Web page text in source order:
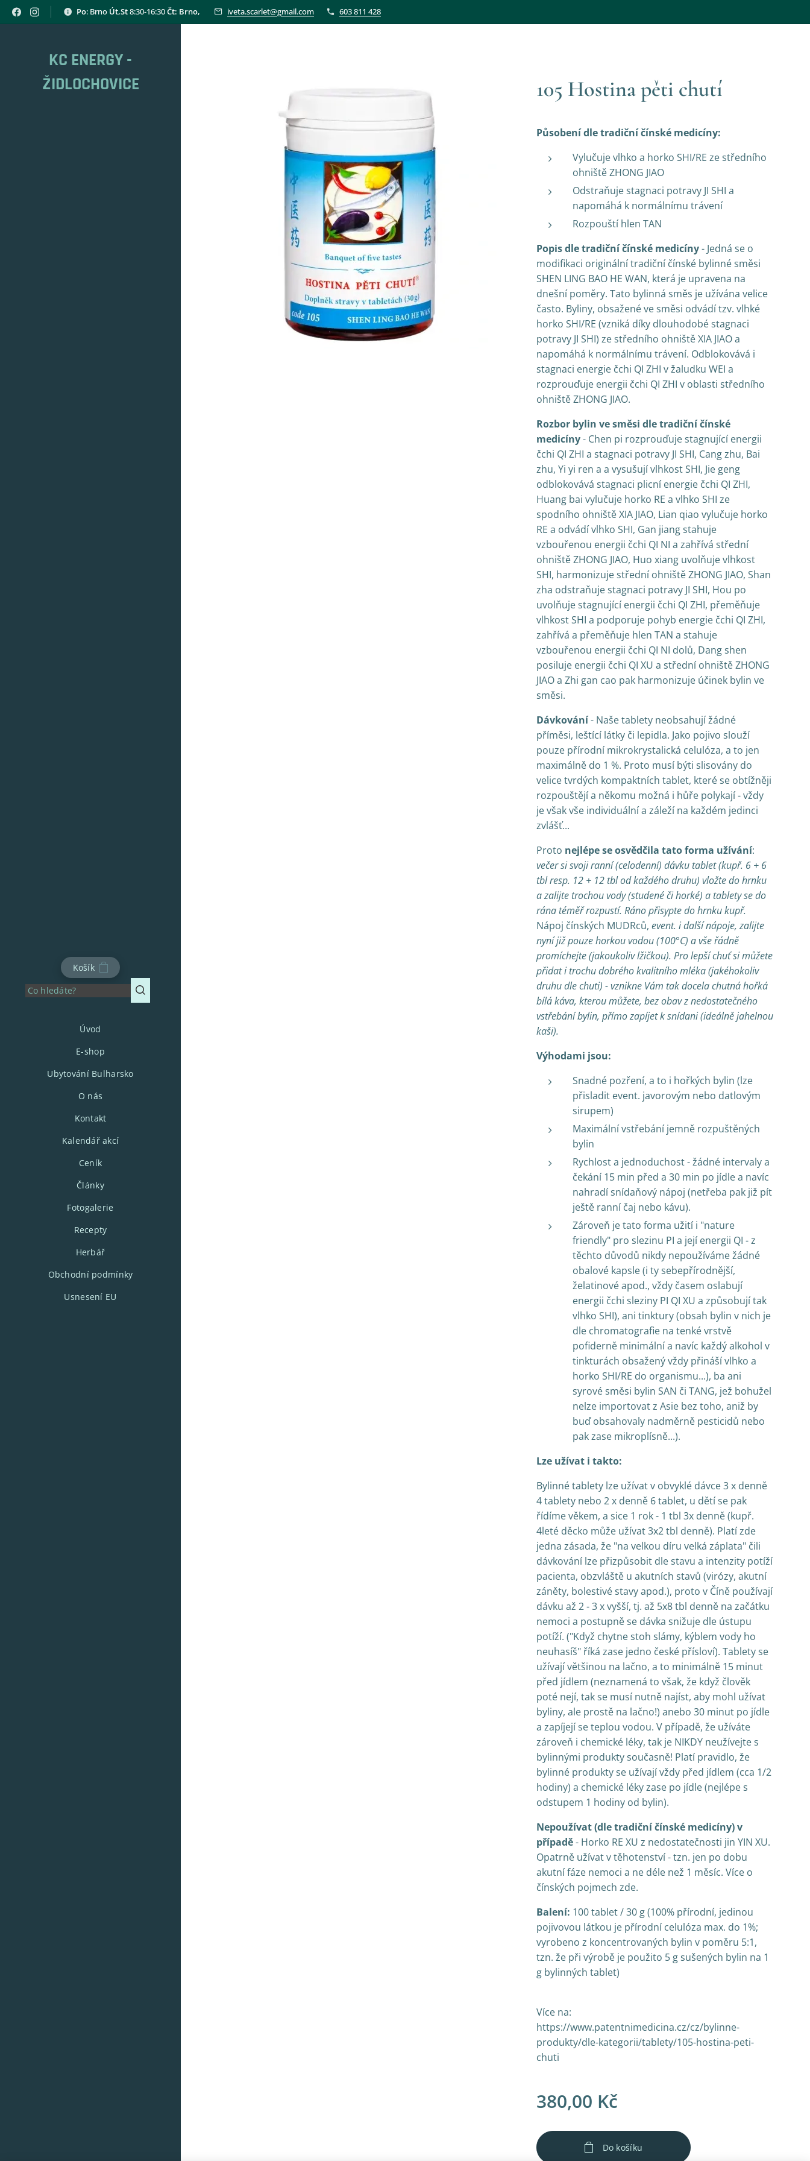
Po: Brno Út,St8:30-16:30Čt: Brno, iveta.scarlet@gmail.com 603 811 428
KC ENERGY -
ŽIDLOCHOVICE
Košík
Úvod
E-shop
Ubytování Bulharsko
O nás
Kontakt
Kalendář akcí
Ceník
Články
Fotogalerie
Recepty
Herbář
Obchodní podmínky
Usnesení EU
105 Hostina pěti chutí
Působení dle tradiční čínské medicíny:
Vylučuje vlhko a horko SHI/RE ze středního
ohniště ZHONG JIAO
Odstraňuje stagnaci potravy JI SHI a
napomáhá k normálnímu trávení
Rozpouští hlen TAN
Popis dle tradiční čínské medicíny- Jedná se o
modifikaci originální tradiční čínské bylinné směsi
SHEN LING BAO HE WAN, která je upravena na
dnešní poměry. Tato bylinná směs je užívána velice
často. Byliny, obsažené ve směsi odvádí tzv. vlhké
horko SHI/RE (vzniká díky dlouhodobé stagnaci
potravy JI SHI) ze středního ohniště XIA JIAO a
napomáhá k normálnímu trávení. Odblokovává i
stagnaci energie čchi QI ZHI v žaludku WEI a
rozprouďuje energii čchi QI ZHI v oblasti středního
ohniště ZHONG JIAO.
Rozbor bylin ve směsi dle tradiční čínské
medicíny- Chen pi rozprouďuje stagnující energii
čchi QI ZHI a stagnaci potravy JI SHI, Cang zhu, Bai
zhu, Yi yi ren a a vysušují vlhkost SHI, Jie geng
odblokovává stagnaci plicní energie čchi QI ZHI,
Huang bai vylučuje horko RE a vlhko SHI ze
spodního ohniště XIA JIAO, Lian qiao vylučuje horko
RE a odvádí vlhko SHI, Gan jiang stahuje
vzbouřenou energii čchi QI NI a zahřívá střední
ohniště ZHONG JIAO, Huo xiang uvolňuje vlhkost
SHI, harmonizuje střední ohniště ZHONG JIAO, Shan
zha odstraňuje stagnaci potravy JI SHI, Hou po
uvolňuje stagnující energii čchi QI ZHI, přeměňuje
vlhkost SHI a podporuje pohyb energie čchi QI ZHI,
zahřívá a přeměňuje hlen TAN a stahuje
vzbouřenou energii čchi QI NI dolů, Dang shen
posiluje energii čchi QI XU a střední ohniště ZHONG
JIAO a Zhi gan cao pak harmonizuje účinek bylin ve
směsi.
Dávkování- Naše tablety neobsahují žádné
příměsi, leštící látky či lepidla. Jako pojivo slouží
pouze přírodní mikrokrystalická celulóza, a to jen
maximálně do 1 %. Proto musí býti slisovány do
velice tvrdých kompaktních tablet, které se obtížněji
rozpouštějí a někomu možná i hůře polykají - vždy
je však vše individuální a záleží na každém jedinci
zvlášť...
Proto nejlépe se osvědčila tato forma užívání:
večer si svoji ranní (celodenní) dávku tablet (kupř. 6 + 6
tbl resp. 12 + 12 tbl od každého druhu) vložte do hrnku
a zalijte trochou vody (studené či horké) a tabletyse do
rána téměř rozpustí. Ráno přisypte do hrnku kupř.
Nápoj čínských MUDRců,event. i další nápoje, zalijte
nyní již pouze horkou vodou (100°C) a vše řádně
promíchejte (jakoukoliv lžičkou). Pro lepší chuť si můžete
přidat i trochu dobrého kvalitního mléka (jakéhokoliv
druhu dle chuti) - vznikne Vám tak docela chutná hořká
bílá káva, kterou můžete, bez obav z nedostatečného
vstřebání bylin, přímo zapíjet k snídani (ideálně jahelnou
kaši).
Výhodami jsou:
Snadné pozření, a to i hořkých bylin (lze
přisladit event. javorovým nebo datlovým
sirupem)
Maximální vstřebání jemně rozpuštěných
bylin
Rychlost a jednoduchost - žádné intervaly a
čekání 15 min před a 30 min po jídle a navíc
nahradí snídaňový nápoj (netřeba pak již pít
ještě ranní čaj nebo kávu).
Zároveň je tato forma užití i "nature
friendly" pro slezinu PI a její energii QI - z
těchto důvodů nikdy nepoužíváme žádné
obalové kapsle (i ty sebepřírodnější,
želatinové apod., vždy časem oslabují
energii čchi sleziny PI QI XU a způsobují tak
vlhko SHI), ani tinktury (obsah bylin v nich je
dle chromatografie na tenké vrstvě
pofiderně minimální a navíc každý alkohol v
tinkturách obsažený vždy přináší vlhko a
horko SHI/RE do organismu...), ba ani
syrové směsi bylin SAN či TANG, jež bohužel
nelze importovat z Asie bez toho, aniž by
buď obsahovaly nadměrně pesticidů nebo
pak zase mikroplísně...).
Lze užívat i takto:
Bylinné tablety lze užívat v obvyklé dávce 3 x denně
4 tablety nebo 2 x denně 6 tablet, u dětí se pak
řídíme věkem, a sice 1 rok - 1 tbl 3x denně (kupř.
4leté děcko může užívat 3x2 tbl denně). Platí zde
jedna zásada, že "na velkou díru velká záplata" čili
dávkování lze přizpůsobit dle stavu a intenzity potíží
pacienta, obzvláště u akutních stavů (virózy, akutní
záněty, bolestivé stavy apod.), proto v Číně používají
dávku až 2 - 3 x vyšší, tj. až 5x8 tbl denně na začátku
nemoci a postupně se dávka snižuje dle ústupu
potíží. ("Když chytne stoh slámy, kýblem vody ho
neuhasíš" říká zase jedno české přísloví). Tablety se
užívají většinou na lačno, a to minimálně 15 minut
před jídlem (neznamená to však, že když člověk
poté nejí, tak se musí nutně najíst, aby mohl užívat
byliny, ale prostě na lačno!) anebo 30 minut po jídle
a zapíjejí se teplou vodou. V případě, že užíváte
zároveň i chemické léky, tak je NIKDY neužívejte s
bylinnými produkty současně! Platí pravidlo, že
bylinné produkty se užívají vždy před jídlem (cca 1/2
hodiny) a chemické léky zase po jídle (nejlépe s
odstupem 1 hodiny od bylin).
Nepoužívat (dle tradiční čínské medicíny) v
případě- Horko RE XU z nedostatečnosti jin YIN XU.
Opatrně užívat v těhotenství - tzn. jen po dobu
akutní fáze nemoci a ne déle než 1 měsíc. Více o
čínských pojmech zde.
Balení: 100 tablet / 30 g (100% přírodní, jedinou
pojivovou látkou je přírodní celulóza max. do 1%;
vyrobeno z koncentrovaných bylin v poměru 5:1,
tzn. že při výrobě je použito 5 g sušených bylin na 1
g bylinných tablet)
Více na:
https://www.patentnimedicina.cz/cz/bylinne-
produkty/dle-kategorii/tablety/105-hostina-peti-
chuti
380,00 Kč
Do košíku